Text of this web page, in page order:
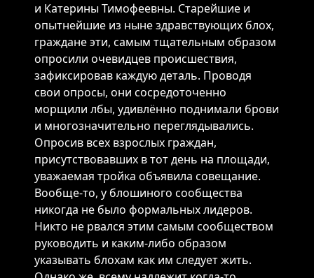
и Катерины Тимофеевны. Старейшие и
опытнейшие из ныне здравствующих блох,
граждане эти, самым тщательным образом
опросили очевидцев происшествия,
зафиксировав каждую деталь. Проводя
свои опросы, они сосредоточенно
морщили лбы, удивлённо поднимали брови
и многозначительно переглядывались.
Опросив всех взрослых граждан,
присутствовавших в тот день на площади,
уважаемая тройка объявила совещание.
Вообще-то, у блошиного сообщества
никогда не было формальных лидеров.
Никто не рвался этим самым сообществом
руководить и каким-либо образом
указывать блохам как им следует жить.